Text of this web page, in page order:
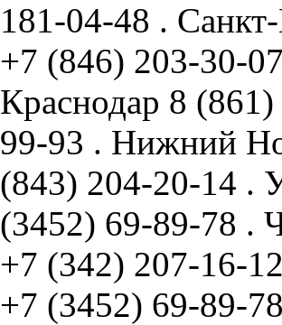
181-04-48 .
+7 (846) 203-30-07
Краснодар 8
99-93 . Нижний
(843) 204-20-14 .
(3452) 69-89-78 .
+7 (342) 207-16-12
+7 (3452) 69-89-78